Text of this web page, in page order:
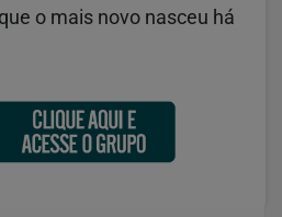
o mais novo nasceu há